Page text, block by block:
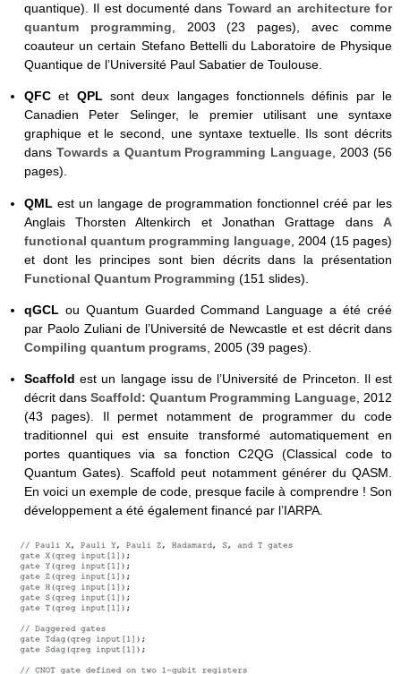
quantique). Il est documenté dans Toward an architecture for
quantum programming, 2003 (23 pages), avec comme
coauteur un certain Stefano Bettelli du Laboratoire de Physique
Quantique de l’Université Paul Sabatier de Toulouse.
QFCet QPL sont deux langages fonctionnels définis par le
Canadien Peter Selinger, le premier utilisant une syntaxe
graphique et le second, une syntaxe textuelle. Ils sont décrits
dans Towards a Quantum Programming Language, 2003 (56
pages).
QML est un langage de programmation fonctionnel créé par les
Anglais Thorsten Altenkirch et Jonathan Grattage dans A
functional quantum programming language, 2004 (15 pages)
et dont les principes sont bien décrits dans la présentation
Functional Quantum Programming (151 slides).
qGCL ou Quantum Guarded Command Language a été créé
par Paolo Zuliani de l’Université de Newcastle et est décrit dans
Compiling quantum programs , 2005 (39 pages).
Scaffoldest un langage issu de l’Université de Princeton. Il est
décrit dans Scaffold: Quantum Programming Language , 2012
(43 pages). Il permet notamment de programmer du code
traditionnel qui est ensuite transformé automatiquement en
portes quantiques via sa fonction C2QG (Classical code to
Quantum Gates). Scaffold peut notamment générer du QASM.
En voici un exemple de code, presque facile à comprendre ! Son
développement a été également financé par l’IARPA.